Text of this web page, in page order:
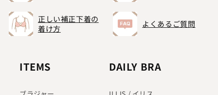
正しい補正下着の
着け方
よくあるご質問
ITEMS DAILY BRA